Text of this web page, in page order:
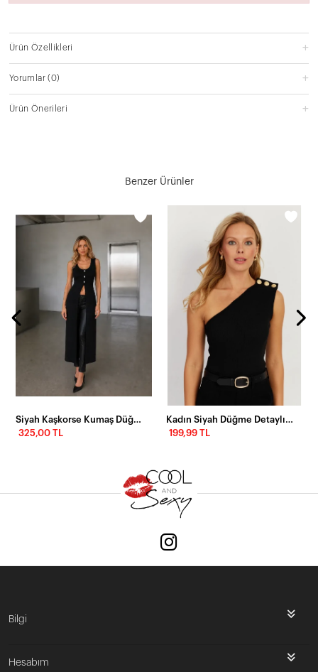
Ürün Özellikleri
Yorumlar(0)
Ürün Önerileri
Benzer Ürünler
Siyah Kaşkorse Kumaş Düğme Detaylı Uzun Bluz / Elbise
325,00 TL
Kadın Siyah Düğme Detaylı Asimetrik Kaşkorse Bluz EY2711
199,99 TL
Bilgi
Hesabım